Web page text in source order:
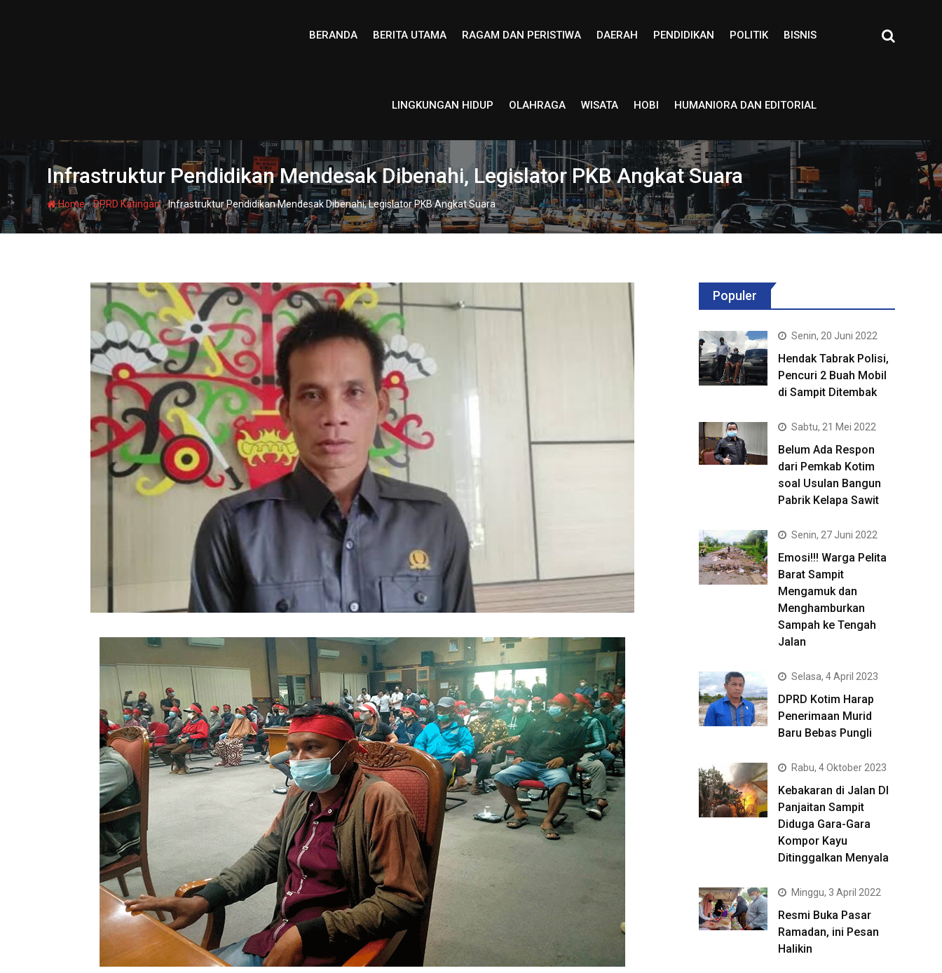
BERANDA BERITA UTAMA RAGAM DAN PERISTIWA DAERAH PENDIDIKAN POLITIK BISNIS
LINGKUNGAN HIDUP OLAHRAGA WISATA HOBI HUMANIORA DAN EDITORIAL
Infrastruktur Pendidikan Mendesak Dibenahi, Legislator PKB Angkat Suara
Home-DPRD Katingan-Infrastruktur Pendidikan Mendesak Dibenahi, Legislator PKB Angkat Suara
Populer
Senin, 20 Juni 2022
Hendak Tabrak Polisi,
Pencuri 2 Buah Mobil
di Sampit Ditembak
Sabtu, 21 Mei 2022
Belum Ada Respon
dari Pemkab Kotim
soal Usulan Bangun
Pabrik Kelapa Sawit
Senin, 27 Juni 2022
Emosi!!! Warga Pelita
Barat Sampit
Mengamuk dan
Menghamburkan
Sampah ke Tengah
Jalan
Selasa, 4 April 2023
DPRD Kotim Harap
Penerimaan Murid
Baru Bebas Pungli
Rabu, 4 Oktober 2023
Kebakaran di Jalan DI
Panjaitan Sampit
Diduga Gara-Gara
Kompor Kayu
Ditinggalkan Menyala
Minggu, 3 April 2022
Resmi Buka Pasar
Ramadan, ini Pesan
Halikin